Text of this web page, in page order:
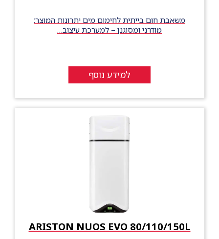
משאבת חום בייתית לחימום מים יתרונות המוצר:
מודרני ומסוגנן – למערכת עיצוב…
למידע נוסף
ARISTON NUOS EVO 80/110/150L